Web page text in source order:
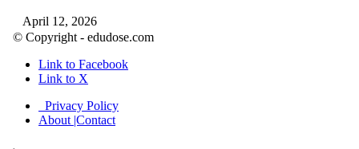
April 12, 2026
April 9, 2026
नासा का आर्टेमिस-2 मिशन: मनुष्य एक बार फिर से चंद्रमा के
पहुंचा
© Copyright - edudose.com
Link to Facebook
Link to X
Privacy Policy
About |Contact